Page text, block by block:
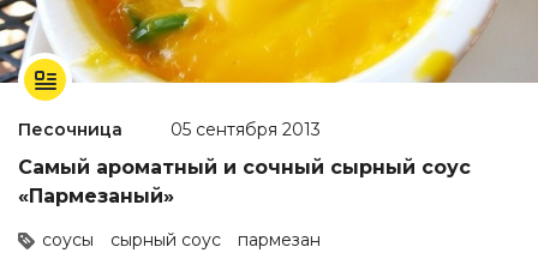
Песочница 05 сентября 2013
Самый ароматный и сочный сырный соус
«Пармезаный»
соусы сырный соус пармезан